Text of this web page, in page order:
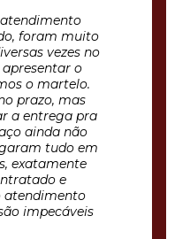
foram muito
vezes no
o
o martelo.
prazo, mas
a entrega pra
ainda não
tudo em
exatamente
e
atendimento
impecáveis